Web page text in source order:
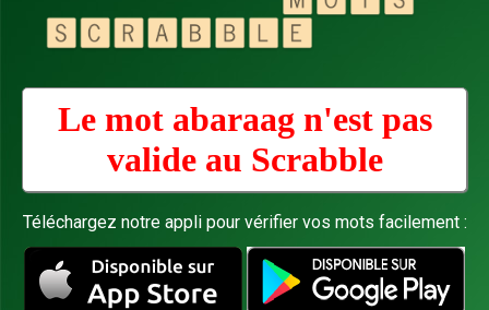
Le mot abaraag n'est pas
valide au Scrabble
Téléchargez notre appli pour vérifier vos mots facilement :